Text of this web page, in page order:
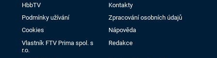
HbbTV
Kontakty
Podmínky užívání
Zpracování osobních údajů
Cookies
Nápověda
Vlastník FTV Prima spol. s
r.o.
Redakce